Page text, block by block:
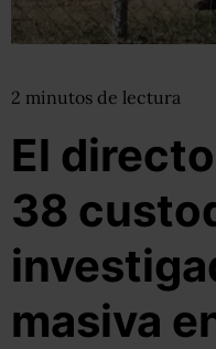
2 minutos de lectura
El
38
masiva